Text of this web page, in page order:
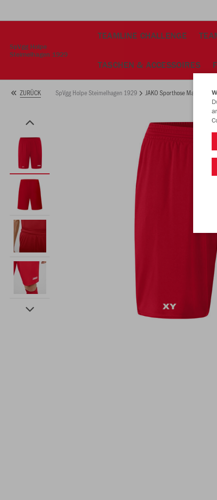
SpVgg Holpe
Steimelhagen 1929
TEAMLINE CHALLENGE
TASCHEN & ACCESSOIRES
ZURÜCK SpVgg Holpe Steimelhagen 1929 JAKO Sporthose